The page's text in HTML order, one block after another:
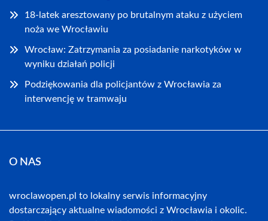
18-latek aresztowany po brutalnym ataku z użyciem
noża we Wrocławiu
Wrocław: Zatrzymania za posiadanie narkotyków w
wyniku działań policji
Podziękowania dla policjantów z Wrocławia za
interwencję w tramwaju
O NAS
wroclawopen.pl to lokalny serwis informacyjny
dostarczający aktualne wiadomości z Wrocławia i okolic.